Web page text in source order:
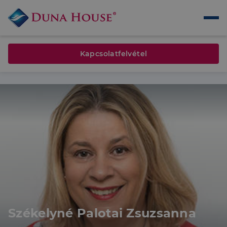
Kapcsolatfelvétel
Székelyné Palotai Zsuzsanna